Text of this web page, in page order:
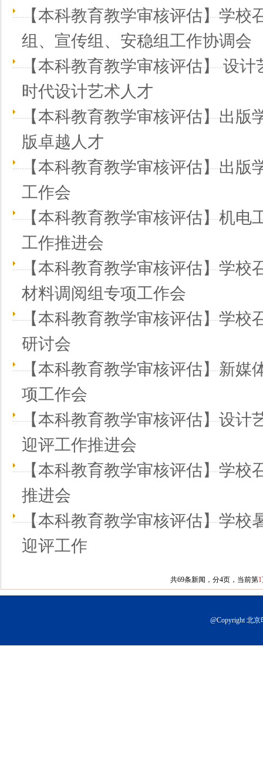
【本科教育教学审核评估】学校
组、宣传组、安稳组工作协调会
【本科教育教学审核评估】 设
时代设计艺术人才
【本科教育教学审核评估】出版
版卓越人才
【本科教育教学审核评估】出版
工作会
【本科教育教学审核评估】机电
工作推进会
【本科教育教学审核评估】学校
材料调阅组专项工作会
【本科教育教学审核评估】学校
研讨会
【本科教育教学审核评估】新媒
项工作会
【本科教育教学审核评估】设计
迎评工作推进会
【本科教育教学审核评估】学校
推进会
【本科教育教学审核评估】学校
迎评工作
共69条新闻，分4页，当前第1
@Copyright 北京